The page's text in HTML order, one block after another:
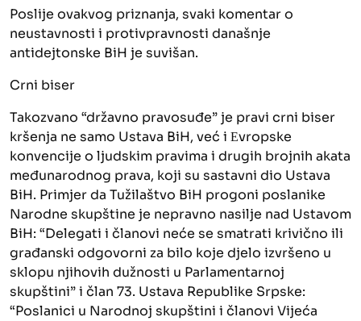
Poslije ovakvog priznanja, svaki komentar o
neustavnosti i protivpravnosti današnje
antidejtonske BiH je suvišan.
Crni biser
Takozvano “državno pravosuđe” je pravi crni biser
kršenja ne samo Ustava BiH, već i Еvropske
konvencije o ljudskim pravima i drugih brojnih akata
međunarodnog prava, koji su sastavni dio Ustava
BiH. Primjer da Tužilaštvo BiH progoni poslanike
Narodne skupštine je nepravno nasilje nad Ustavom
BiH: “Delegati i članovi neće se smatrati krivično ili
građanski odgovorni za bilo koje djelo izvršeno u
sklopu njihovih dužnosti u Parlamentarnoj
skupštini” i član 73. Ustava Republike Srpske:
“Poslanici u Narodnoj skupštini i članovi Vijeća